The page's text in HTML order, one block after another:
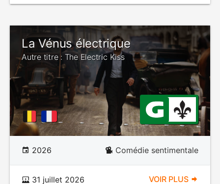
La Vénus électrique
Autre titre : The Electric Kiss
2026 Comédie sentimentale
31 juillet 2026 VOIR PLUS